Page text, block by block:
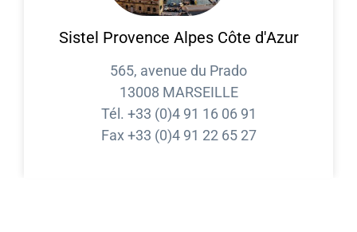
Sistel Provence Alpes Côte d'Azur
565, avenue du Prado
13008 MARSEILLE
Tél. +33 (0)4 91 16 06 91
Fax +33 (0)4 91 22 65 27